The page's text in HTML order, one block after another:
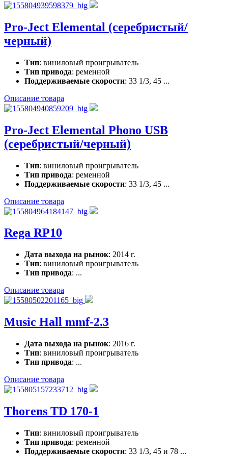
Pro-Ject Elemental (серебристый/
черный)
Тип: виниловый проигрыватель
Тип привода: ременной
Поддерживаемые скорости: 33 1/3, 45 ...
Описание товара
Pro-Ject Elemental Phono USB
(серебристый/черный)
Тип: виниловый проигрыватель
Тип привода: ременной
Поддерживаемые скорости: 33 1/3, 45 ...
Описание товара
Rega RP10
Дата выхода на рынок: 2014 г.
Тип: виниловый проигрыватель
Тип привода: ...
Описание товара
Music Hall mmf-2.3
Дата выхода на рынок: 2016 г.
Тип: виниловый проигрыватель
Тип привода: ...
Описание товара
Thorens TD 170-1
Тип: виниловый проигрыватель
Тип привода: ременной
Поддерживаемые скорости: 33 1/3, 45 и 78 ...